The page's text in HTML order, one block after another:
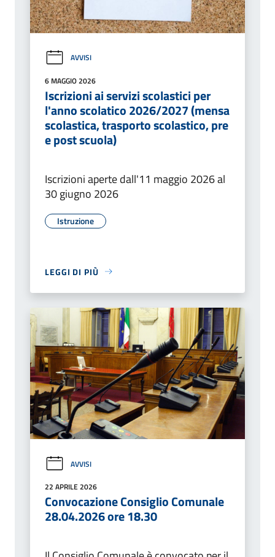
AVVISI
6 MAGGIO 2026
Iscrizioni ai servizi scolastici per
l'anno scolatico 2026/2027 (mensa
scolastica, trasporto scolastico, pre
e post scuola)
Iscrizioni aperte dall'11 maggio 2026 al
30 giugno 2026
Istruzione
LEGGI DI PIÙ
AVVISI
22 APRILE 2026
Convocazione Consiglio Comunale
28.04.2026 ore 18.30